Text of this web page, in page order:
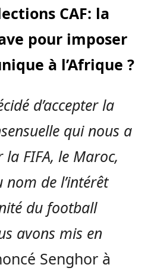
CAF: la
pour imposer
à l’Afrique ?
d’accepter la
qui nous a
FIFA, le Maroc,
nom de l’intérêt
du football
avons mis en
Senghor à